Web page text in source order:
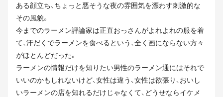
ある顔立ち、ちょっと悪そうな夜の雰囲気を漂わす刺激的な
その風貌。
今までのラーメン評論家は正直おっさんがよれよれの服を着
て、汗だくでラーメンを食べるという、全く画にならない方々
がほとんどだった。
ラーメンの情報だけを知りたい男性のラーメン通にはそれで
いいのかもしれないけど、女性は違う、女性は欲張り、おいし
いラーメンの店を知れるだけじゃなくて、どうせならイケメ